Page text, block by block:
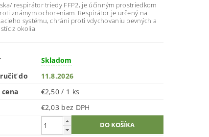
respirátor triedy FFP2, je účinným prostriedkom
známym ochoreniam. Respirátor je určený na
systému, chráni proti vdychovaniu pevných a
z okolia.
Skladom
do
11.8.2026
€2,50 / 1 ks
€2,03 bez DPH